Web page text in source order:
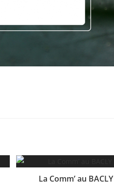
La Comm’ au BACLY